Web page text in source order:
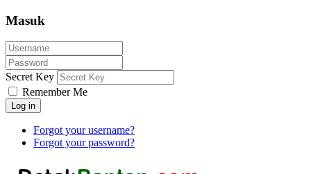
Masuk
Secret Key
Remember Me
Log in
Forgot your username?
Forgot your password?